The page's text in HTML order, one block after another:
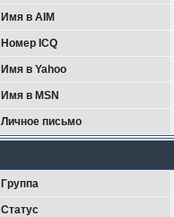
Имя в AIM
Номер ICQ
Имя в Yahoo
Имя в MSN
Личное письмо
Группа
Статус